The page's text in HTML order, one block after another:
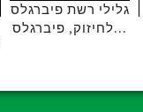
גלילי רשת פיברגלס
לחיזוק, פיברגלס...